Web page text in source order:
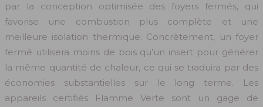
par la conception optimisée des foyers fermés, qui
favorise une combustion plus complète et une
meilleure isolation thermique. Concrètement, un foyer
fermé utilisera moins de bois qu’un insert pour générer
la même quantité de chaleur, ce qui se traduira par des
économies substantielles sur le long terme. Les
appareils certifiés Flamme Verte sont un gage de